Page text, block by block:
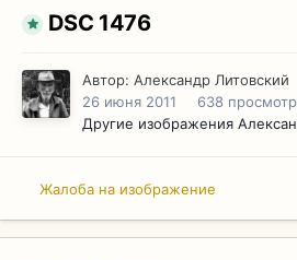
DSC 1476
Автор: Александр Литовский
26 июня 2011
638
Другие изображения
Жалоба на изображение